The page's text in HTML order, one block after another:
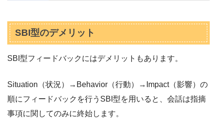
SBI型のデメリット
SBI型フィードバックにはデメリットもあります。
Situation（状況）→Behavior（行動）→Impact（影響）の
順にフィードバックを行うSBI型を用いると、会話は指摘
事項に関してのみに終始します。